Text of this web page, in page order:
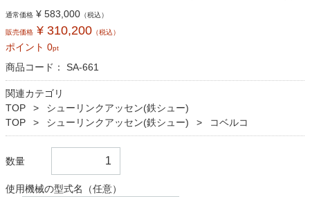
通常価格 ¥ 583,000 （税込）
販売価格 ¥ 310,200 （税込）
ポイント 0pt
商品コード： SA-661
関連カテゴリ
TOP
シューリンクアッセン(鉄シュー)
TOP
シューリンクアッセン(鉄シュー) コベルコ
数量
使用機械の型式名（任意）